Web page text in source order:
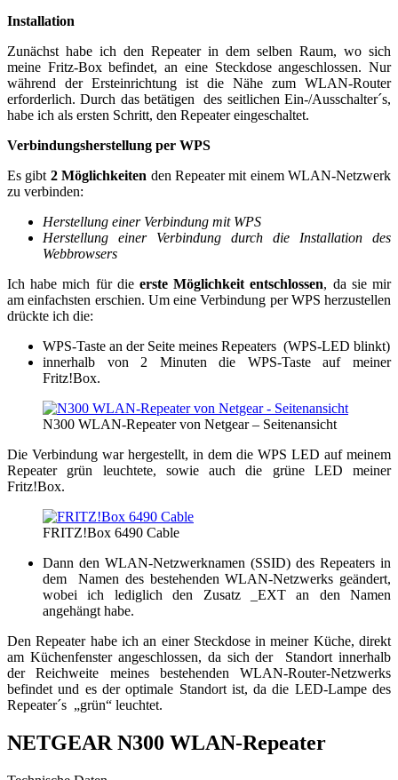
Installation
Zunächst habe ich den Repeater in dem selben Raum, wo sich
meine Fritz-Box befindet, an eine Steckdose angeschlossen. Nur
während der Ersteinrichtung ist die Nähe zum WLAN-Router
erforderlich. Durch das betätigen des seitlichen Ein-/Ausschalter´s,
habe ich als ersten Schritt, den Repeater eingeschaltet.
Verbindungsherstellung per WPS
Es gibt 2 Möglichkeiten den Repeater mit einem WLAN-Netzwerk
zu verbinden:
Herstellung einer Verbindung mit WPS
Herstellung einer Verbindung durch die Installation des
Webbrowsers
Ich habe mich für die erste Möglichkeit entschlossen, da sie mir
am einfachsten erschien. Um eine Verbindung per WPS herzustellen
drückte ich die:
WPS-Taste an der Seite meines Repeaters (WPS-LED blinkt)
innerhalb von 2 Minuten die WPS-Taste auf meiner
Fritz!Box.
N300 WLAN-Repeater von Netgear – Seitenansicht
Die Verbindung war hergestellt, in dem die WPS LED auf meinem
Repeater grün leuchtete, sowie auch die grüne LED meiner
Fritz!Box.
FRITZ!Box 6490 Cable
Dann den WLAN-Netzwerknamen (SSID) des Repeaters in
dem Namen des bestehenden WLAN-Netzwerks geändert,
wobei ich lediglich den Zusatz _EXT an den Namen
angehängt habe.
Den Repeater habe ich an einer Steckdose in meiner Küche, direkt
am Küchenfenster angeschlossen, da sich der Standort innerhalb
der Reichweite meines bestehenden WLAN-Router-Netzwerks
befindet und es der optimale Standort ist, da die LED-Lampe des
Repeater´s „grün“ leuchtet.
NETGEAR N300 WLAN-Repeater